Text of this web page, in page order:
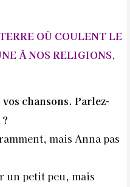
OÙ COULENT LE
À NOS RELIGIONS,
chansons. Parlez-
mais Anna pas
un petit peu, mais